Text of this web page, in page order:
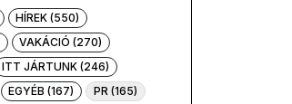
HÍREK (550)
VAKÁCIÓ (270)
ITT JÁRTUNK (246)
EGYÉB (167)
PR (165)